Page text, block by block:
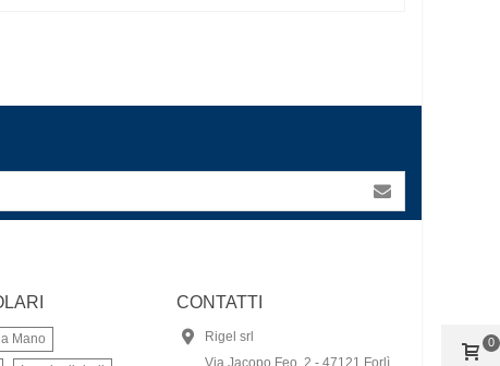
Mano
CONTATTI
Rigel srl
Via Jacopo Feo, 2 - 47121 Forlì
0